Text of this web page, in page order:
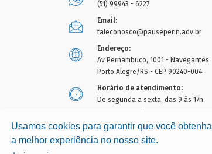
Usamos cookies para garantir que você obtenha
a melhor experiência no nosso site.
(51) 99943 - 6227
Email:
faleconosco@pauseperin.adv.br
Endereço:
Av Pernambuco, 1001 - Navegantes
Porto Alegre/RS - CEP 90240-004
Horário de atendimento:
De segunda a sexta, das 9 às 17h
atendimento encerra às 16h